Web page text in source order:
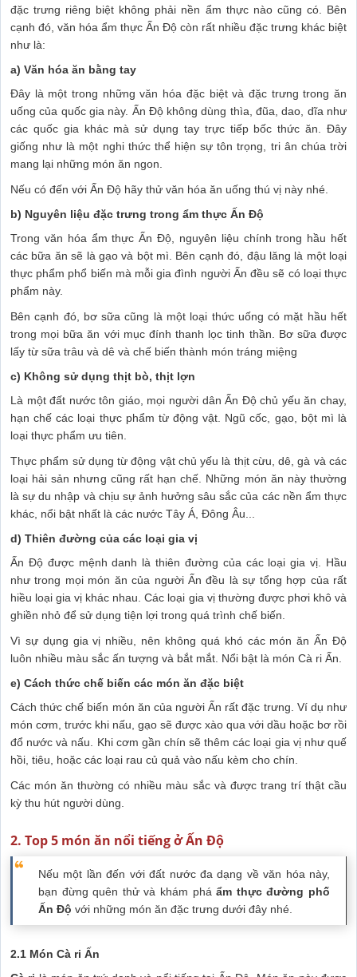
đặc trưng riêng biệt không phải nền ẩm thực nào cũng có. Bên
cạnh đó, văn hóa ẩm thực Ấn Độ còn rất nhiều đặc trưng khác biệt
như là:
a) Văn hóa ăn bằng tay
Đây là một trong những văn hóa đặc biệt và đặc trưng trong ăn
uống của quốc gia này. Ấn Độ không dùng thìa, đũa, dao, dĩa như
các quốc gia khác mà sử dụng tay trực tiếp bốc thức ăn. Đây
giống như là một nghi thức thể hiện sự tôn trọng, tri ân chúa trời
mang lại những món ăn ngon.
Nếu có đến với Ấn Độ hãy thử văn hóa ăn uống thú vị này nhé.
b) Nguyên liệu đặc trưng trong ẩm thực Ấn Độ
Trong văn hóa ẩm thực Ấn Độ, nguyên liệu chính trong hầu hết
các bữa ăn sẽ là gạo và bột mì. Bên cạnh đó, đậu lăng là một loại
thực phẩm phổ biến mà mỗi gia đình người Ấn đều sẽ có loại thực
phẩm này.
Bên cạnh đó, bơ sữa cũng là một loại thức uống có mặt hầu hết
trong mọi bữa ăn với mục đính thanh lọc tinh thần. Bơ sữa được
lấy từ sữa trâu và dê và chế biến thành món tráng miệng
c) Không sử dụng thịt bò, thịt lợn
Là một đất nước tôn giáo, mọi người dân Ấn Độ chủ yếu ăn chay,
hạn chế các loại thực phẩm từ động vật. Ngũ cốc, gạo, bột mì là
loại thực phẩm ưu tiên.
Thực phẩm sử dụng từ động vật chủ yếu là thịt cừu, dê, gà và các
loại hải sản nhưng cũng rất hạn chế. Những món ăn này thường
là sự du nhập và chịu sự ảnh hưởng sâu sắc của các nền ẩm thực
khác, nổi bật nhất là các nước Tây Á, Đông Âu...
d) Thiên đường của các loại gia vị
Ấn Độ được mệnh danh là thiên đường của các loại gia vị. Hầu
như trong mọi món ăn của người Ấn đều là sự tổng hợp của rất
hiều loại gia vị khác nhau. Các loại gia vị thường được phơi khô và
ghiền nhỏ để sử dụng tiện lợi trong quá trình chế biến.
Vì sự dụng gia vị nhiều, nên không quá khó các món ăn Ấn Độ
luôn nhiều màu sắc ấn tượng và bắt mắt. Nổi bật là món Cà ri Ấn.
e) Cách thức chế biến các món ăn đặc biệt
Cách thức chế biến món ăn của người Ấn rất đặc trưng. Ví dụ như
món cơm, trước khi nấu, gạo sẽ được xào qua với dầu hoặc bơ rồi
đổ nước và nấu. Khi cơm gần chín sẽ thêm các loại gia vị như quế
hồi, tiêu, hoặc các loại rau củ quả vào nấu kèm cho chín.
Các món ăn thường có nhiều màu sắc và được trang trí thật cầu
kỳ thu hút người dùng.
2. Top 5 món ăn nổi tiếng ở Ấn Độ
Nếu một lần đến với đất nước đa dạng về văn hóa này,
bạn đừng quên thử và khám phá ẩm thực đường phố
Ấn Độ với những món ăn đặc trưng dưới đây nhé.
2.1 Món Cà ri Ấn